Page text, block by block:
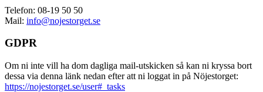
Telefon: 08-19 50 50
Mail: info@nojestorget.se
GDPR
Om ni inte vill ha dom dagliga mail-utskicken så kan ni kryssa bort
dessa via denna länk nedan efter att ni loggat in på Nöjestorget:
https://nojestorget.se/user#_tasks